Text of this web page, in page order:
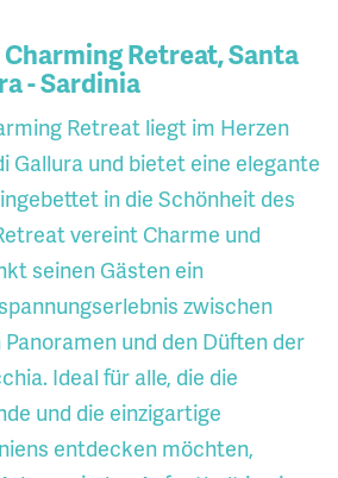
Retreat, Santa
- Sardinia
Retreat liegt im Herzen
Gallura und bietet eine elegante
in die Schönheit des
vereint Charme und
seinen Gästen ein
zwischen
und den Düften der
Ideal für alle, die die
und die einzigartige
entdecken möchten,